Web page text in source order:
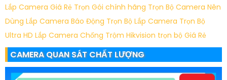
Lắp Camera Giá Rẻ Trọn Gói chính hãng Trọn Bộ Camera Nên
Dùng Lắp Camera Báo Động Trọn Bộ Lắp Camera Trọn Bộ
Ultra HD Lắp Camera Chống Trộm Hikvision trọn bộ Giá Rẻ
CAMERA QUAN SÁT CHẤT LƯỢNG